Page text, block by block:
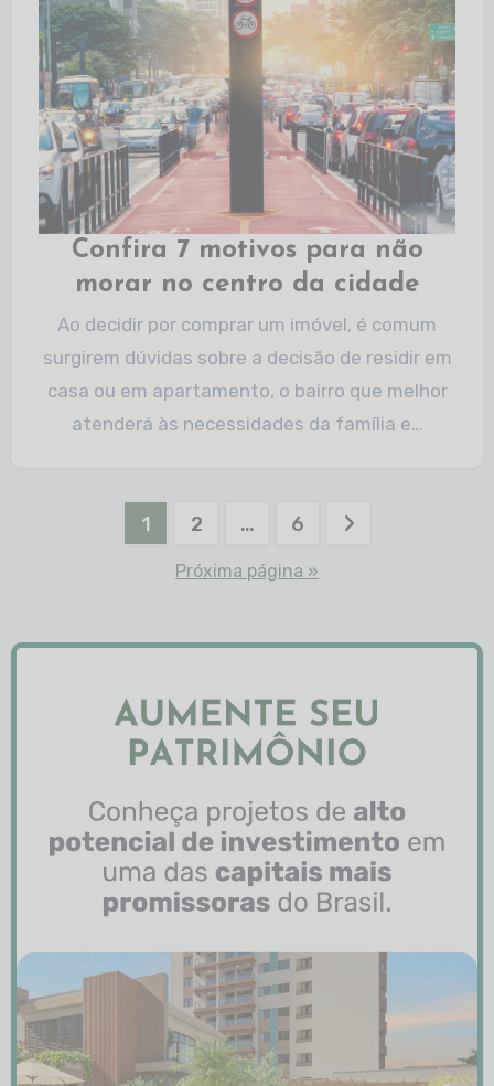
Confira 7 motivos para não
morar no centro da cidade
Ao decidir por comprar um imóvel, é comum
surgirem dúvidas sobre a decisão de residir em
casa ou em apartamento, o bairro que melhor
atenderá às necessidades da família e…
1 2 … 6
Próxima página »